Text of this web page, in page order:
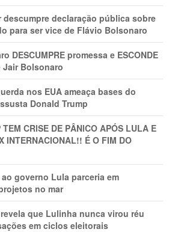
descumpre declaração pública sobre
para ser vice de Flávio Bolsonaro
DESCUMPRE promessa e ESCONDE
Bolsonaro
nos EUA ameaça bases do
Donald Trump
CRlSE DE PÂNlCO APÓS LULA E
INTERNACIONAL!! É O FIM DO
governo Lula parceria em
no mar
que Lulinha nunca virou réu
em ciclos eleitorais